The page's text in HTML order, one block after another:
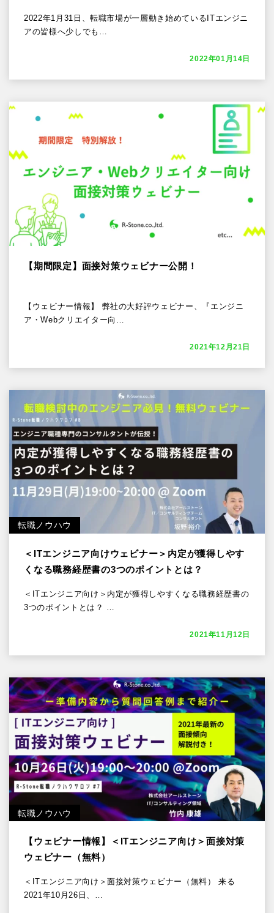
2022年1月31日、転職市場が一層動き始めているITエンジニ
アの皆様へ少しでも…
2022年01月14日
【期間限定】面接対策ウェビナー公開！
【ウェビナー情報】 弊社の大好評ウェビナー、『エンジニ
ア・Webクリエイター向…
2021年12月21日
転職ノウハウ
＜ITエンジニア向けウェビナー＞内定が獲得しやす
くなる職務経歴書の3つのポイントとは？
＜ITエンジニア向け＞内定が獲得しやすくなる職務経歴書の
3つのポイントとは？ …
2021年11月12日
転職ノウハウ
【ウェビナー情報】＜ITエンジニア向け＞面接対策
ウェビナー（無料）
＜ITエンジニア向け＞面接対策ウェビナー（無料） 来る
2021年10月26日、…